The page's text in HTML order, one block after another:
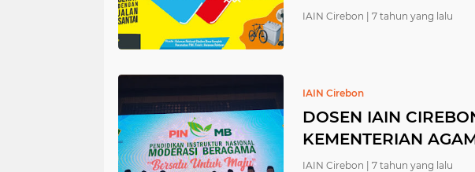
IAIN Cirebon | 7 tahun yang lalu
IAIN Cirebon
DOSEN IAIN
KEMENTERIAN
IAIN Cirebon | 7 tahun yang lalu